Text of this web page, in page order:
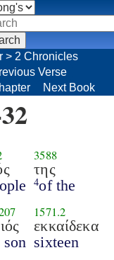
> 2 Chronicles
Verse
Next Book
3588
της
4of the
son
1571.2
εκκαίδεκα
sixteen